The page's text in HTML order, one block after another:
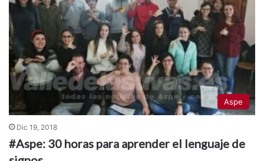
Aspe
Dic 19, 2018
#Aspe: 30 horas para aprender el lenguaje de